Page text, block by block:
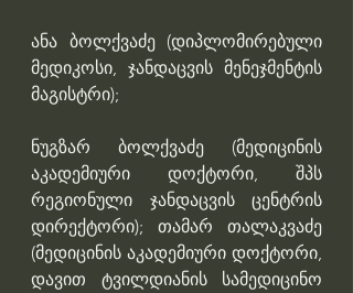
ანა ბოლქვაძე (დიპლომირებული
მედიკოსი, ჯანდაცვის მენეჯმენტის
მაგისტრი);
ნუგზარ ბოლქვაძე (მედიცინის
აკადემიური დოქტორი, შპს
რეგიონული ჯანდაცვის ცენტრის
დირექტორი); თამარ თალაკვაძე
(მედიცინის აკადემიური დოქტორი,
დავით ტვილდიანის სამედიცინო